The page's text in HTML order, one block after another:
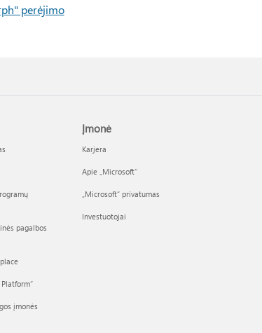
perėjimo
pagalbos
įmonės
Įmonė
Karjera
Apie „Microsoft“
„Microsoft“ privatumas
Investuotojai